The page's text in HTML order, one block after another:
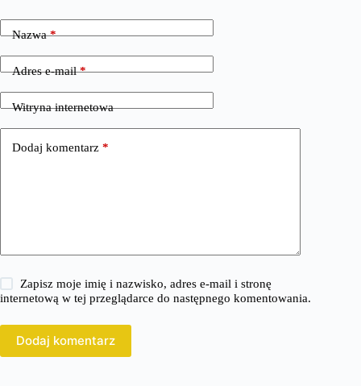
Nazwa*
Adres e-mail*
Witryna internetowa
Dodaj komentarz *
Zapisz moje imię i nazwisko, adres e-mail i stronę
internetową w tej przeglądarce do następnego komentowania.
Dodaj komentarz